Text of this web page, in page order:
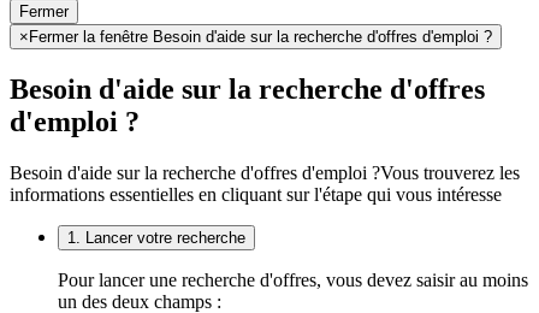
Fermer
× Fermer la fenêtre Besoin d'aide sur la recherche d'offres d'emploi ?
Besoin d'aide sur la recherche d'offres
d'emploi ?
Besoin d'aide sur la recherche d'offres d'emploi ?Vous trouverez les
informations essentielles en cliquant sur l'étape qui vous intéresse
1. Lancer votre recherche
Pour lancer une recherche d'offres, vous devez saisir au moins
un des deux champs :